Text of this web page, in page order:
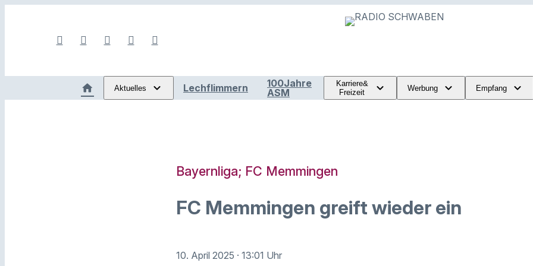
Aktuelles Lechflimmern
100Jahre
ASM
Karriere&
Freizeit
Werbung Empfang
Bayernliga; FC Memmingen
FC Memmingen greift wieder ein
10. April 2025 · 13:01 Uhr